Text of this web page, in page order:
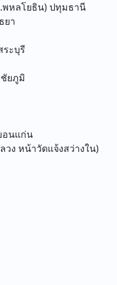
พหลโยธิน)ปทุมธานี
ยา
ระบุรี
ชัยภูมิ
นแก่น
ง หน้าวัดแจ้งสว่างใน)